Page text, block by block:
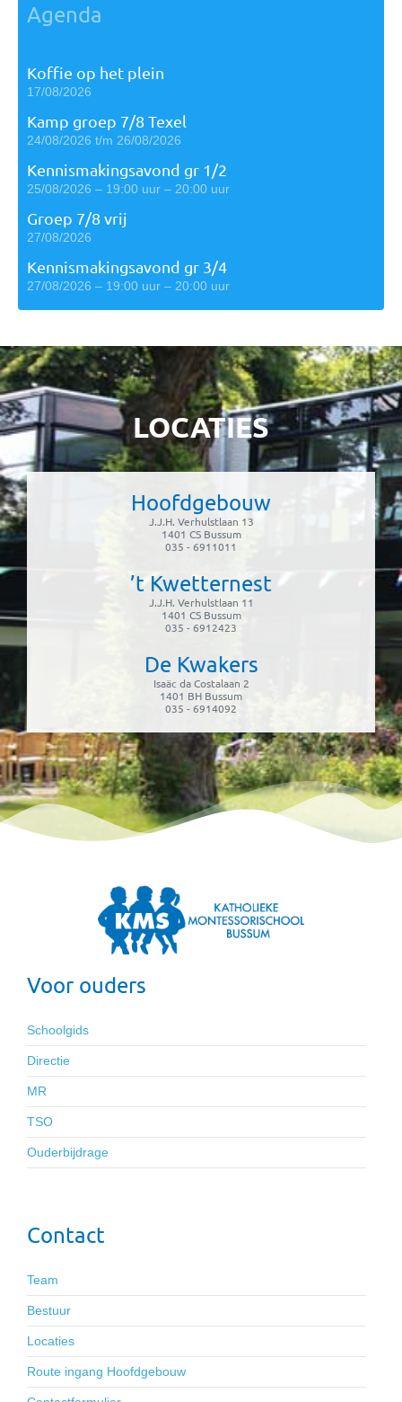
Agenda
Koffie op het plein
17/08/2026
Kamp groep 7/8 Texel
24/08/2026 t/m 26/08/2026
Kennismakingsavond gr 1/2
25/08/2026 – 19:00 uur – 20:00 uur
Groep 7/8 vrij
27/08/2026
Kennismakingsavond gr 3/4
27/08/2026 – 19:00 uur – 20:00 uur
LOCATIES
Hoofdgebouw
J.J.H. Verhulstlaan 13
1401 CS Bussum
035 - 6911011
’t Kwetternest
J.J.H. Verhulstlaan 11
1401 CS Bussum
035 - 6912423
De Kwakers
Isaäc da Costalaan 2
1401 BH Bussum
035 - 6914092
Voor ouders
Schoolgids
Directie
MR
TSO
Ouderbijdrage
Contact
Team
Bestuur
Locaties
Route ingang Hoofdgebouw